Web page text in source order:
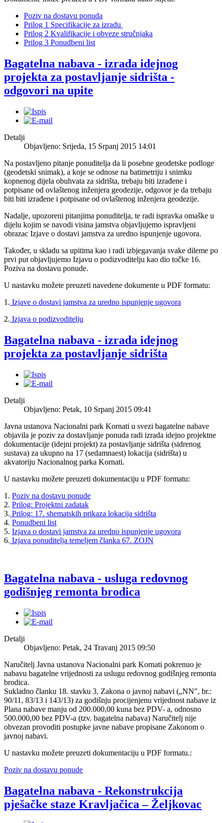
Poziv na dostavu ponuda
Prilog 1 Specifikacije za izradu
Prilog 2 Kvalifikacije i obveze stručnjaka
Prilog 3 Ponudbeni list
Bagatelna nabava - izrada idejnog
projekta za postavljanje sidrišta -
odgovori na upite
Detalji
Objavljeno: Srijeda, 15 Srpanj 2015 14:01
Na postavljeno pitanje ponuditelja da li posebne geodetske podloge
(geodetski snimak), a koje se odnose na batimetriju i snimku
kopnenog dijela obuhvata za sidrišta, trebaju biti izrađene i
potpisane od ovlaštenog inženjera geodezije, odgovor je da trebaju
biti biti izrađene i potpisane od ovlaštenog inženjera geodezije.
Nadalje, upozoreni pitanjima ponuditelja, te radi ispravka omaške u
dijelu kojim se navodi visina jamstva objavljujemo ispravljeni
obrazac Izjave o dostavi jamstva za uredno ispunjenje ugovora.
Također, u skladu sa upitima kao i radi izbjegavanja svake dileme po
prvi put objavljujemo Izjavu o podizvoditelju kao dio točke 16.
Poziva na dostavu ponude.
U nastavku možete preuzeti navedene dokumente u PDF formatu:
1. Izjave o dostavi jamstva za uredno ispunjenje ugovora
2. Izjava o podizvoditelju
Bagatelna nabava - izrada idejnog
projekta za postavljanje sidrišta
Detalji
Objavljeno: Petak, 10 Srpanj 2015 09:41
Javna ustanova Nacionalni park Kornati u svezi bagatelne nabave
objavila je poziv za dostavljanje ponuda radi izrada idejno projektne
dokumentacije (idejni projekt) za postavljanje sidrišta (sidrenog
sustava) za ukupno na 17 (sedamnaest) lokacija (sidrišta) u
akvatoriju Nacionalnog parka Kornati.
U nastavku možete preuzeti dokumentaciju u PDF formatu:
1. Poziv na dostavu ponude
2. Prilog: Projektni zadatak
3. Prilog: 17. shematskih prikaza lokacija sidrišta
4. Ponudbeni list
5. Izjava o dostavi jamstva za uredno ispunjenje ugovora
6. Izjava ponuditelja temeljem članka 67. ZOJN
Bagatelna nabava - usluga redovnog
godišnjeg remonta brodica
Detalji
Objavljeno: Petak, 24 Travanj 2015 09:50
Naručitelj Javna ustanova Nacionalni park Kornati pokrenuo je
nabavu bagatelne vrijednosti za uslugu redovnog godišnjeg remonta
brodica.
Sukladno članku 18. stavku 3. Zakona o javnoj nabavi („NN", br.:
90/11, 83/13 i 143/13) za godišnju procijenjenu vrijednost nabave iz
Plana nabave manju od 200.000,00 kuna bez PDV- a, odnosno
500.000,00 bez PDV-a (tzv. bagatelna nabava) Naručitelj nije
obvezan provoditi postupke javne nabave propisane Zakonom o
javnoj nabavi.
U nastavku možete preuzeti dokumentaciju u PDF formatu.:
Poziv na dostavu ponude
Bagatelna nabava - Rekonstrukcija
pješačke staze Kravljačica – Željkovac